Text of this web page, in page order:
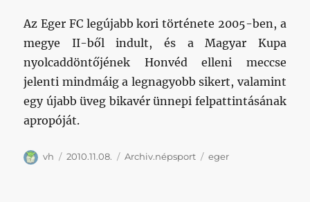
Az Eger FC legújabb kori története 2005-ben, a
megye II-ből indult, és a Magyar Kupa
nyolcaddöntőjének Honvéd elleni meccse
jelenti mindmáig a legnagyobb sikert, valamint
egy újabb üveg bikavér ünnepi felpattintásának
apropóját.
Szerző
vh Közzétéve
2010.11.08. Kategória
Archiv.népsport Címke
eger